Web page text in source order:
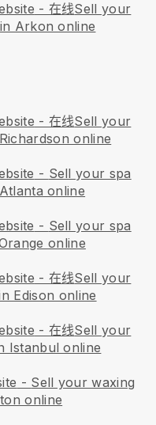
- 在线Sell your
Arkon online
- 在线Sell your
online
- Sell your spa
online
- Sell your spa
online
- 在线Sell your
Edison online
- 在线Sell your
Istanbul online
- Sell your waxing
online